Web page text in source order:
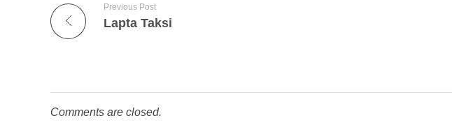
Previous Post
Lapta Taksi
Comments are closed.